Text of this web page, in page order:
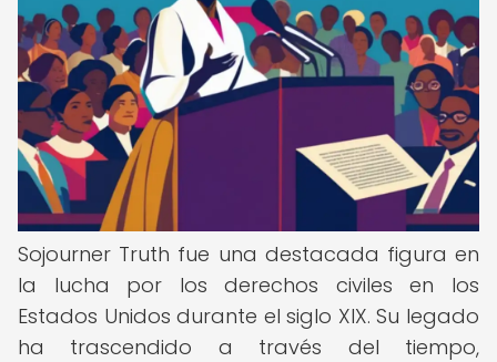
Sojourner Truth fue una destacada figura en
la lucha por los derechos civiles en los
Estados Unidos durante el siglo XIX. Su legado
ha trascendido a través del tiempo,